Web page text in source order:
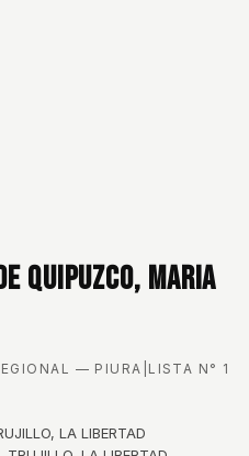
Quipuzco, Maria
— PIURA LISTA N° 1
LA LIBERTAD